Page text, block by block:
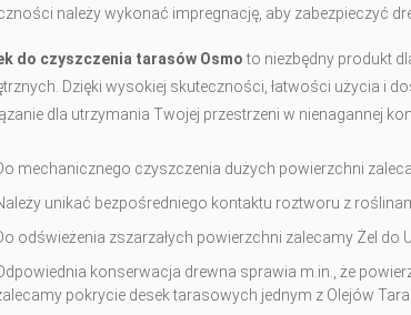
należy wykonać impregnację, aby zabezpieczyć
do czyszczenia tarasów Osmoto niezbędny produkt
Dzięki wysokiej skuteczności, łatwości użycia i
dla utrzymania Twojej przestrzeni w nienagannej
mechanicznego czyszczenia dużych powierzchni
unikać bezpośredniego kontaktu roztworu z
odświeżenia zszarzałych powierzchni zalecamy Żel do
konserwacja drewna sprawia m.in., że
pokrycie desek tarasowych jednym z Olejów